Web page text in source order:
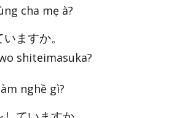
cha mẹ à?
ますか。
shiteimasuka?
nghề gì?